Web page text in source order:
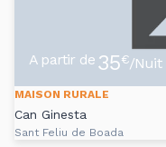
A partir de 35€/Nuit
MAISON RURALE
Can Ginesta
Sant Feliu de Boada